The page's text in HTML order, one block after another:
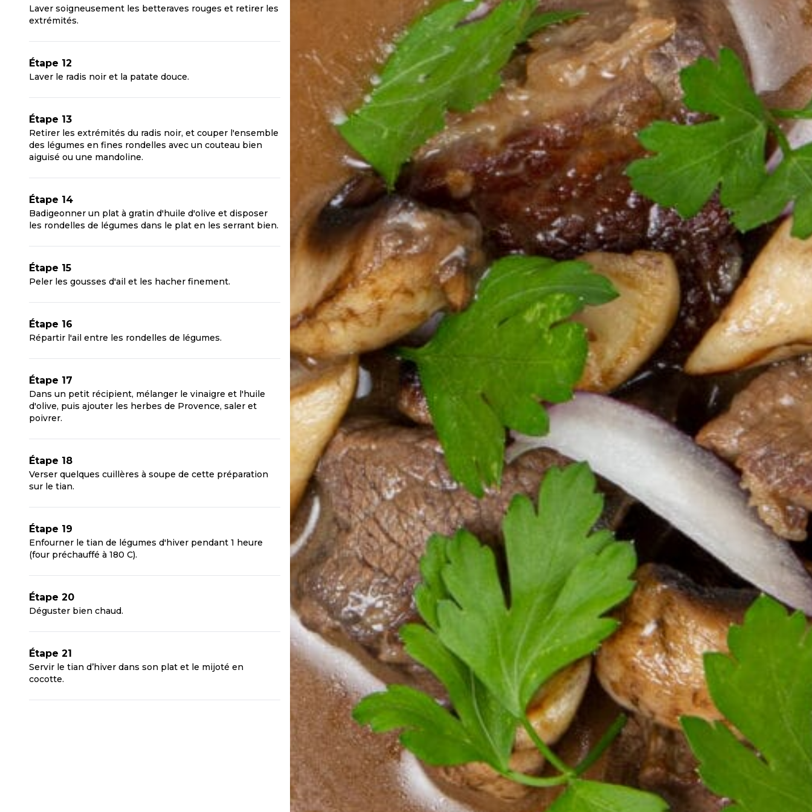
Laver soigneusement les betteraves rouges et retirer les
extrémités.
Étape 12
Laver le radis noir et la patate douce.
Étape 13
Retirer les extrémités du radis noir, et couper l'ensemble
des légumes en fines rondelles avec un couteau bien
aiguisé ou une mandoline.
Étape 14
Badigeonner un plat à gratin d'huile d'olive et disposer
les rondelles de légumes dans le plat en les serrant bien.
Étape 15
Peler les gousses d'ail et les hacher finement.
Étape 16
Répartir l'ail entre les rondelles de légumes.
Étape 17
Dans un petit récipient, mélanger le vinaigre et l'huile
d'olive, puis ajouter les herbes de Provence, saler et
poivrer.
Étape 18
Verser quelques cuillères à soupe de cette préparation
sur le tian.
Étape 19
Enfourner le tian de légumes d'hiver pendant 1 heure
(four préchauffé à 180 C).
Étape 20
Déguster bien chaud.
Étape 21
Servir le tian d’hiver dans son plat et le mijoté en
cocotte.